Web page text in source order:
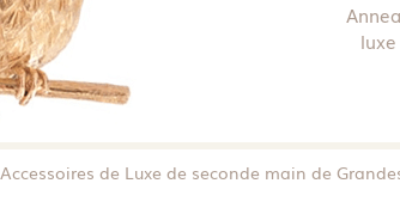
Accessoires de Luxe de seconde main de